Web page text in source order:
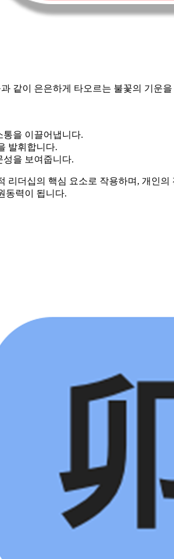
같이 은은하게 타오르는 불꽃의 기운
통을 이끌어냅니다.
발휘합니다.
성을 보여줍니다.
더십의 핵심 요소로 작용하며, 개인
동력이 됩니다.